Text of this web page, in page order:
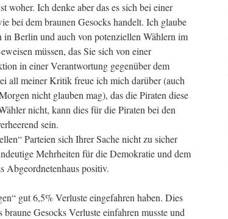
woher. Ich denke aber das es sich bei einer
bei dem braunen Gesocks handelt. Ich glaube
in Berlin und auch von potenziellen Wählern im
müssen, das Sie sich von einer
in einer Verantwortung gegenüber dem
all meiner Kritik freue ich mich darüber (auch
nicht glauben mag), das die Piraten diese
nicht, kann dies für die Piraten bei den
sein.
Parteien sich Ihrer Sache nicht zu sicher
Mehrheiten für die Demokratie und dem
Abgeordnetenhaus positiv.
gut 6,5% Verluste eingefahren haben. Dies
Gesocks Verluste einfahren musste und